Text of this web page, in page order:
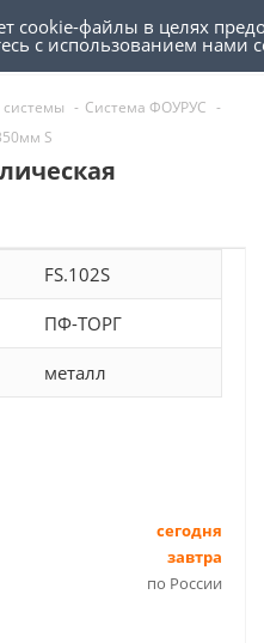
0
0
системы - Система ФОУРУС -
S
FS.102S
ПФ-ТОРГ
металл
сегодня
завтра
по России
cookie-файлы в целях
с использованием